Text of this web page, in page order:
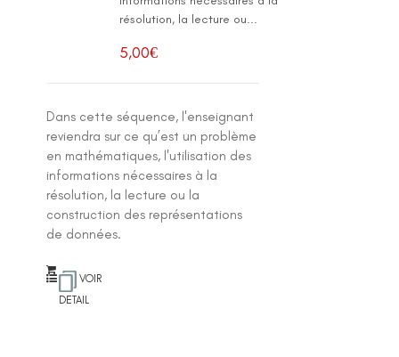
résolution, la lecture ou...
5,00€
Dans cette séquence, l'enseignant
reviendra sur ce qu’est un problème
en mathématiques, l'utilisation des
informations nécessaires à la
résolution, la lecture ou la
construction des représentations
de données.
VOIR
DETAIL